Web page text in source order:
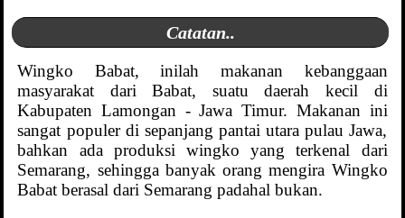
Catatan..
Wingko Babat, inilah makanan kebanggaan
masyarakat dari Babat, suatu daerah kecil di
Kabupaten Lamongan - Jawa Timur. Makanan ini
sangat populer di sepanjang pantai utara pulau Jawa,
bahkan ada produksi wingko yang terkenal dari
Semarang, sehingga banyak orang mengira Wingko
Babat berasal dari Semarang padahal bukan.